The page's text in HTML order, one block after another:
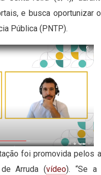
e busca oportunizar
Pública (PNTP).
foi promovida pelos
Arruda (vídeo). “Se a